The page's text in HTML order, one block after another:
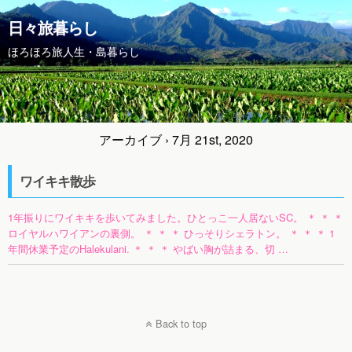
日々旅暮らし
ほろほろ旅人生・島暮らし
アーカイブ › 7月 21st, 2020
ワイキキ散歩
1年振りにワイキキを歩いてみました。ひとっこ一人居ないSC。 ＊ ＊ ＊
ロイヤルハワイアンの裏側。 ＊ ＊ ＊ ひっそりシェラトン。 ＊ ＊ ＊ 1
年間休業予定のHalekulani. ＊ ＊ ＊ やばい胸が詰まる、切 …
Back to top